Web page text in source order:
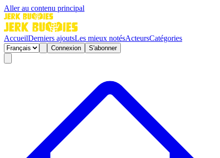
Aller au contenu principal
AccueilDerniers ajoutsLes mieux notésActeursCatégories
Connexion S'abonner